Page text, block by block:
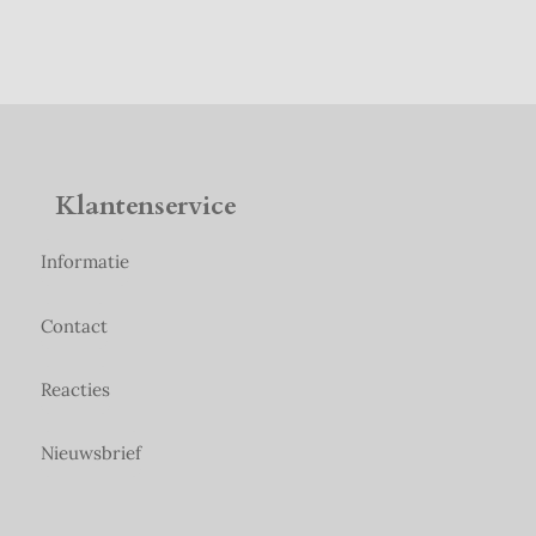
Klantenservice
Informatie
Contact
Reacties
Nieuwsbrief